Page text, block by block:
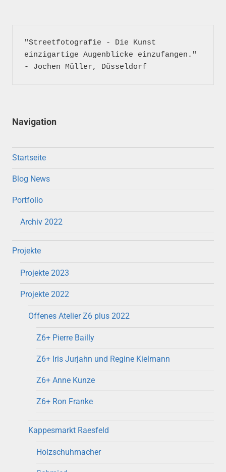
"Streetfotografie - Die Kunst
einzigartige Augenblicke einzufangen."
- Jochen Müller, Düsseldorf
Navigation
Startseite
Blog News
Portfolio
Archiv 2022
Projekte
Projekte 2023
Projekte 2022
Offenes Atelier Z6 plus 2022
Z6+ Pierre Bailly
Z6+ Iris Jurjahn und Regine Kielmann
Z6+ Anne Kunze
Z6+ Ron Franke
Kappesmarkt Raesfeld
Holzschuhmacher